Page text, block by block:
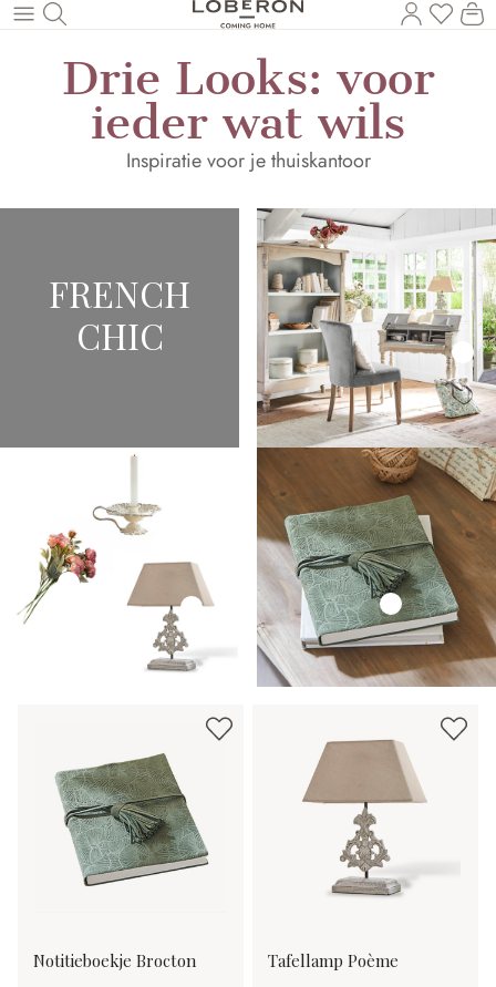
Naar de hoofdinhoud
U
Drie Looks: voor
ieder wat wils
Inspiratie voor je thuiskantoor
FRENCH
CHIC
Notitieboekje Brocton Tafellamp Poème